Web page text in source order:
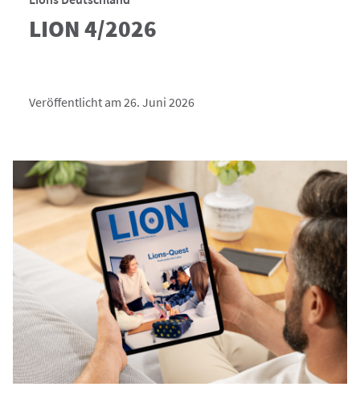
LION 4/2026
Veröffentlicht am 26. Juni 2026